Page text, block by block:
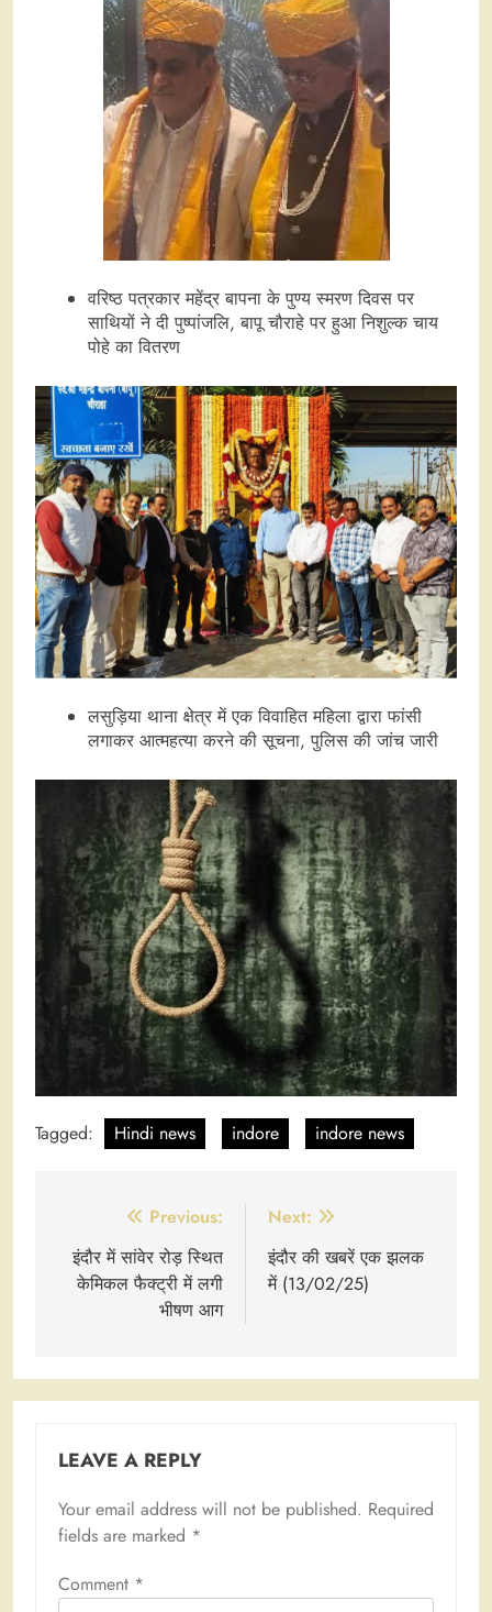
वरिष्ठ पत्रकार महेंद्र बापना के पुण्य स्मरण दिवस पर
साथियों ने दी पुष्पांजलि, बापू चौराहे पर हुआ निशुल्क चाय
पोहे का वितरण
लसुड़िया थाना क्षेत्र में एक विवाहित महिला द्वारा फांसी
लगाकर आत्महत्या करने की सूचना, पुलिस की जांच जारी
Tagged: Hindi news indore indore news
navigation
Previous:
इंदौर में सांवेर रोड़ स्थित
केमिकल फैक्ट्री में लगी
भीषण आग
Next:
इंदौर की खबरें एक झलक
में (13/02/25)
LEAVE A REPLY
Your email address will not be published. Required
fields are marked *
Comment *